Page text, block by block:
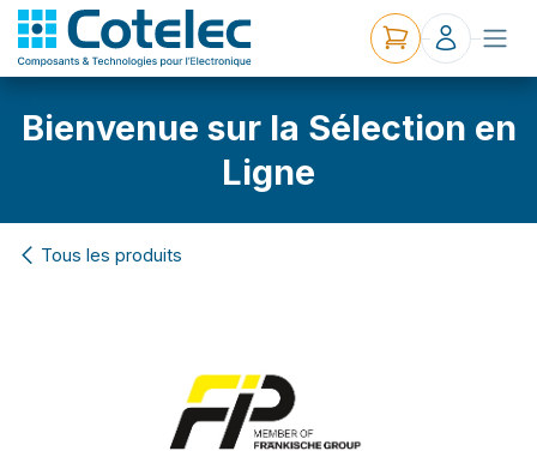
Bienvenue sur la Sélection en
Ligne
Tous les produits